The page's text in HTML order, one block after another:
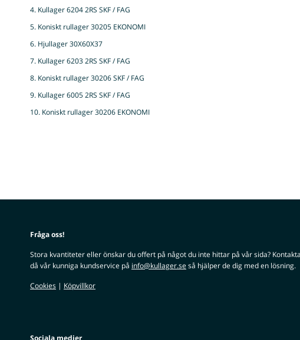
4. Kullager 6204 2RS SKF / FAG
5. Koniskt rullager 30205 EKONOMI
6. Hjullager 30X60X37
7. Kullager 6203 2RS SKF / FAG
8. Koniskt rullager 30206 SKF / FAG
9. Kullager 6005 2RS SKF / FAG
10. Koniskt rullager 30206 EKONOMI
Fråga oss!
Stora kvantiteter eller önskar du offert på något du inte hittar på vår sida? Kontakta
då vår kunniga kundservice på info@kullager.seså hjälper de dig med en lösning.
Cookies | Köpvillkor
Sociala medier